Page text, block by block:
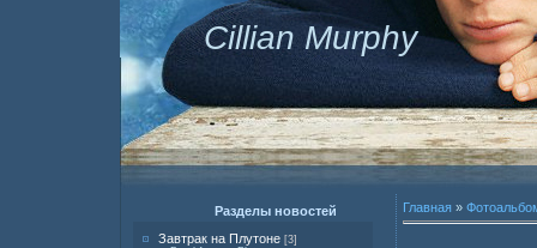
Cillian Murphy
Разделы новостей
Завтрак на Плутоне [3]
Главная »